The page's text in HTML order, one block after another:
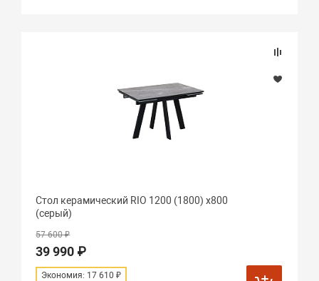
Стол керамический RIO 1200 (1800) х800
(серый)
57 600 ₽
39 990 ₽
Экономия: 17 610 ₽